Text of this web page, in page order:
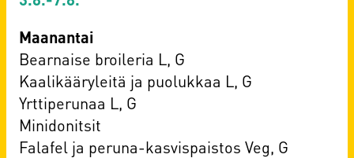
Maanantai
Bearnaise broileria L, G
Kaalikääryleitä ja puolukkaa L, G
Yrttiperunaa L, G
Minidonitsit
Falafel ja peruna-kasvispaistos Veg, G